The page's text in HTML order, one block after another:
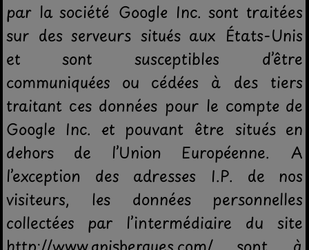
par la société Google Inc. sont traitées
sur des serveurs situés aux États-Unis
et sont susceptibles d’être
communiquées ou cédées à des tiers
traitant ces données pour le compte de
Google Inc. et pouvant être situés en
dehors de l’Union Européenne. A
l’exception des adresses I.P. de nos
visiteurs, les données personnelles
collectées par l’intermédiaire du site